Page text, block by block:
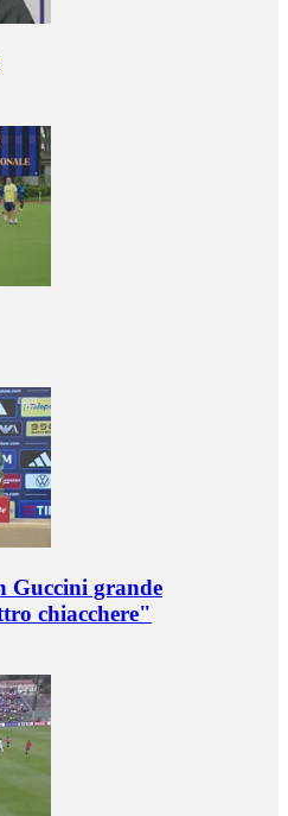
Guccini grande
chiacchere"